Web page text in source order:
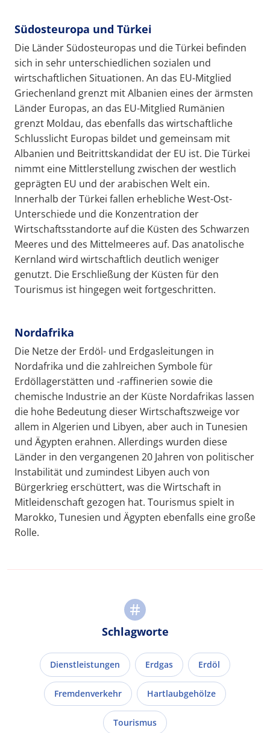
Südosteuropa und Türkei
Die Länder Südosteuropas und die Türkei befinden
sich in sehr unterschiedlichen sozialen und
wirtschaftlichen Situationen. An das EU-Mitglied
Griechenland grenzt mit Albanien eines der ärmsten
Länder Europas, an das EU-Mitglied Rumänien
grenzt Moldau, das ebenfalls das wirtschaftliche
Schlusslicht Europas bildet und gemeinsam mit
Albanien und Beitrittskandidat der EU ist. Die Türkei
nimmt eine Mittlerstellung zwischen der westlich
geprägten EU und der arabischen Welt ein.
Innerhalb der Türkei fallen erhebliche West-Ost-
Unterschiede und die Konzentration der
Wirtschaftsstandorte auf die Küsten des Schwarzen
Meeres und des Mittelmeeres auf. Das anatolische
Kernland wird wirtschaftlich deutlich weniger
genutzt. Die Erschließung der Küsten für den
Tourismus ist hingegen weit fortgeschritten.
Nordafrika
Die Netze der Erdöl- und Erdgasleitungen in
Nordafrika und die zahlreichen Symbole für
Erdöllagerstätten und -raffinerien sowie die
chemische Industrie an der Küste Nordafrikas lassen
die hohe Bedeutung dieser Wirtschaftszweige vor
allem in Algerien und Libyen, aber auch in Tunesien
und Ägypten erahnen. Allerdings wurden diese
Länder in den vergangenen 20 Jahren von politischer
Instabilität und zumindest Libyen auch von
Bürgerkrieg erschüttert, was die Wirtschaft in
Mitleidenschaft gezogen hat. Tourismus spielt in
Marokko, Tunesien und Ägypten ebenfalls eine große
Rolle.
Schlagworte
Dienstleistungen Erdgas Erdöl
Fremdenverkehr Hartlaubgehölze
Tourismus